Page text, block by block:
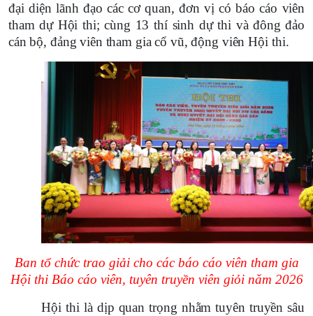
đại diện lãnh đạo các cơ quan, đơn vị có báo cáo viên
tham dự Hội thi; cùng 13 thí sinh dự thi và đông đảo
cán bộ, đảng viên tham gia cổ vũ, động viên Hội thi.
Ban tổ chức trao giải cho các báo cáo viên tham gia
Hội thi Báo cáo viên, tuyên truyền viên giỏi năm 2026
Hội thi là dịp quan trọng nhằm tuyên truyền sâu